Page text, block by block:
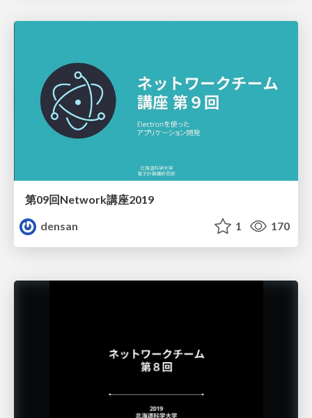
第09回Network講座2019
densan
1 170